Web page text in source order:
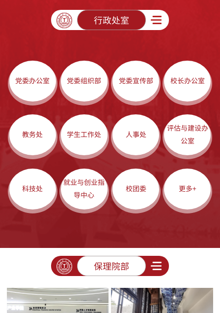
行政处室
党委办公室 党委组织部 党委宣传部 校长办公室
教务处 学生工作处 人事处
评估与建设办
公室
科技处
就业与创业指
导中心
校团委 更多+
保理院部